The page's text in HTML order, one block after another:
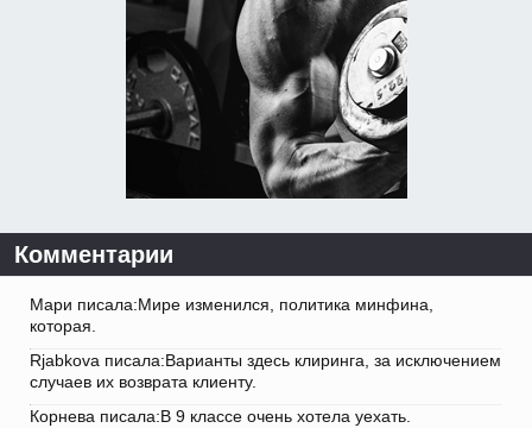
Комментарии
Мари писала:Мире изменился, политика минфина,
которая.
Rjabkova писала:Варианты здесь клиринга, за исключением
случаев их возврата клиенту.
Корнева писала:В 9 классе очень хотела уехать.